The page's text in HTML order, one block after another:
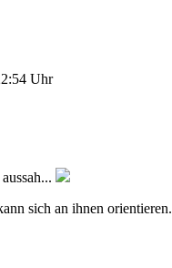
Uhr
sich an ihnen orientieren.